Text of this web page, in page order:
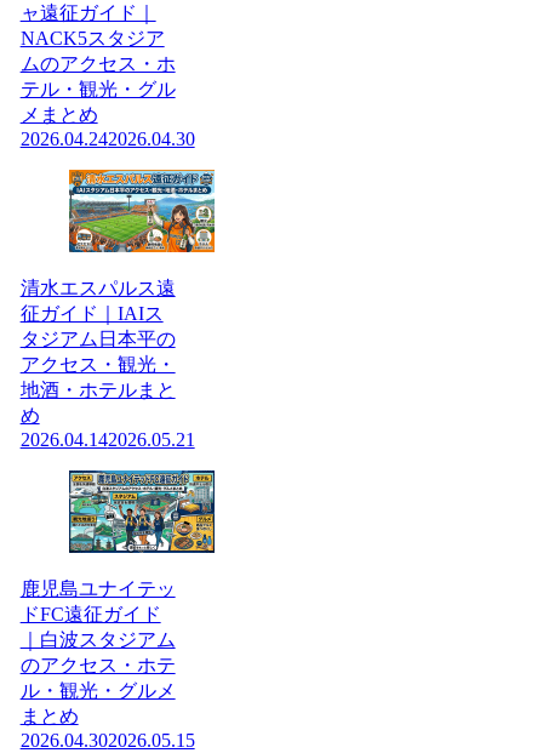
ャ遠征ガイド｜
NACK5スタジア
ムのアクセス・ホ
テル・観光・グル
メまとめ
2026.04.242026.04.30
清水エスパルス遠
征ガイド｜IAIス
タジアム日本平の
アクセス・観光・
地酒・ホテルまと
め
2026.04.142026.05.21
鹿児島ユナイテッ
ドFC遠征ガイド
｜白波スタジアム
のアクセス・ホテ
ル・観光・グルメ
まとめ
2026.04.302026.05.15